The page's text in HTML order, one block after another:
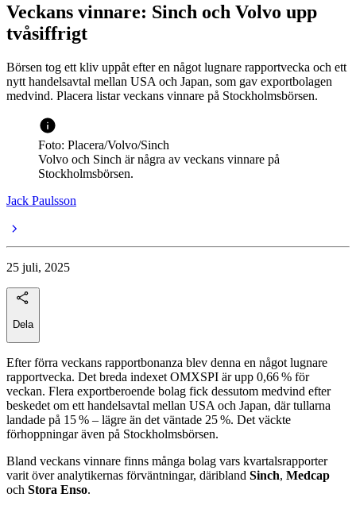
Veckans vinnare: Sinch och Volvo upp
tvåsiffrigt
Börsen tog ett kliv uppåt efter en något lugnare rapportvecka och ett
nytt handelsavtal mellan USA och Japan, som gav exportbolagen
medvind. Placera listar veckans vinnare på Stockholmsbörsen.
Foto: Placera/Volvo/Sinch
Volvo och Sinch är några av veckans vinnare på
Stockholmsbörsen.
Jack Paulsson
25 juli, 2025
Dela
Efter förra veckans rapportbonanza blev denna en något lugnare
rapportvecka. Det breda indexet OMXSPI är upp 0,66 % för
veckan. Flera exportberoende bolag fick dessutom medvind efter
beskedet om ett handelsavtal mellan USA och Japan, där tullarna
landade på 15 % – lägre än det väntade 25 %. Det väckte
förhoppningar även på Stockholmsbörsen.
Bland veckans vinnare finns många bolag vars kvartalsrapporter
varit över analytikernas förväntningar, däribland Sinch, Medcap
och Stora Enso.